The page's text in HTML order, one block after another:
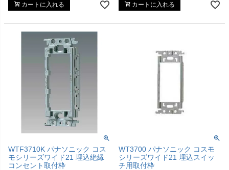
カートに入れる カートに入れる
WTF3710K パナソニック コス
モシリーズワイド21 埋込絶縁
コンセント取付枠
WT3700 パナソニック コスモ
シリーズワイド21 埋込スイッ
チ用取付枠